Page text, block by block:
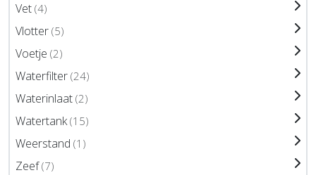
Vet (4)
Vlotter (5)
Voetje (2)
Waterfilter (24)
Waterinlaat (2)
Watertank(15)
Weerstand (1)
Zeef(7)